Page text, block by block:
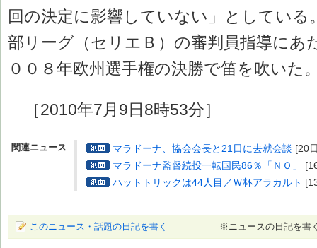
回の決定に影響していない」としている
部リーグ（セリエＢ）の審判員指導にあ
００８年欧州選手権の決勝で笛を吹いた
［2010年7月9日8時53分］
関連ニュース マラドーナ、協会会長と21日に去就会談 [20
マラドーナ監督続投一転国民86％「ＮＯ」
ハットトリックは44人目／Ｗ杯アラカルト
このニュース・話題の日記を書く ※ニュースの日記を書